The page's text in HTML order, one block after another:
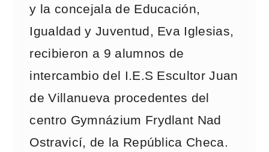
y la concejala de Educación,
Igualdad y Juventud, Eva Iglesias,
recibieron a 9 alumnos de
intercambio del I.E.S Escultor Juan
de Villanueva procedentes del
centro Gymnázium Frydlant Nad
Ostravicí, de la República Checa.